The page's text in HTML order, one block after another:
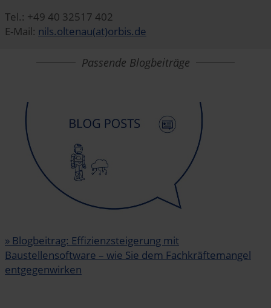
Tel.: +49 40 32517 402
E-Mail: nils.oltenau(at)orbis.de
Passende Blogbeiträge
» Blogbeitrag: Effizienzsteigerung mit
Baustellensoftware – wie Sie dem Fachkräftemangel
entgegenwirken